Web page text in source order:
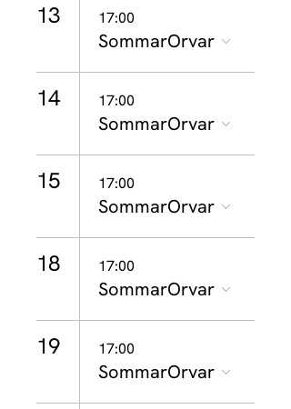
13 17:00
SommarOrvar
14 17:00
SommarOrvar
15 17:00
SommarOrvar
18 17:00
SommarOrvar
19 17:00
SommarOrvar